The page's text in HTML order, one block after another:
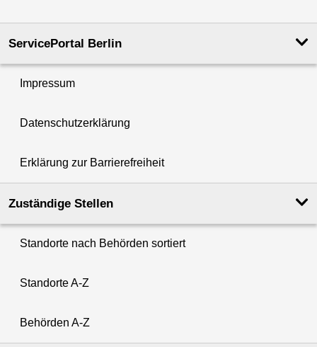
ServicePortal Berlin
Impressum
Datenschutzerklärung
Erklärung zur Barrierefreiheit
Zuständige Stellen
Standorte nach Behörden sortiert
Standorte A-Z
Behörden A-Z